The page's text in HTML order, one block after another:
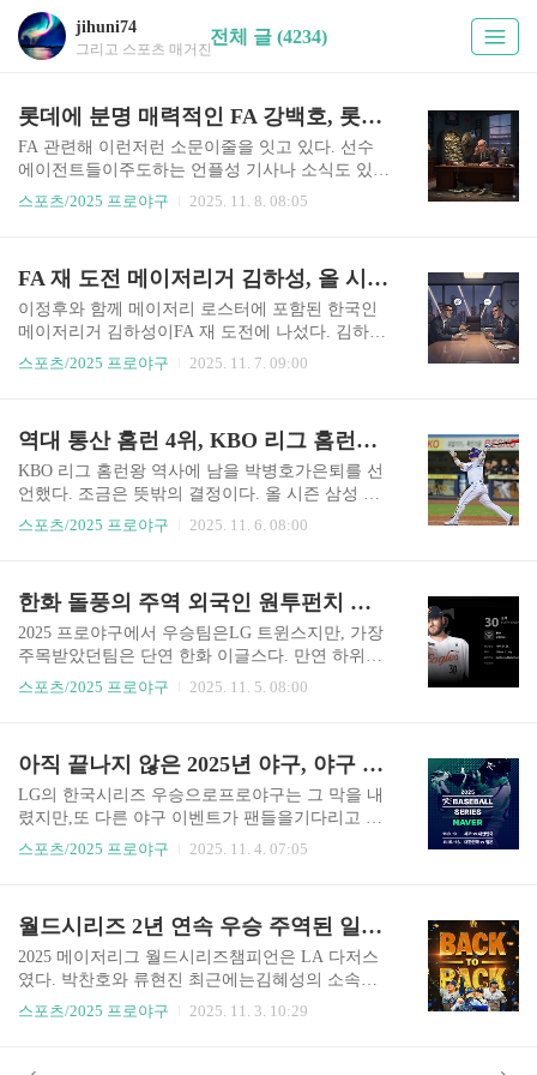
jihuni74
그리고 스포츠 매거진
전체 글 (4234)
롯데에 분명 매력적인 FA 강백호, 롯데의 오버페이 어디까지?
FA 관련해 이런저런 소문이줄을 잇고 있다. 선수
에이전트들이주도하는 언플성 기사나 소식도 있지
만,대체적인 여론은 이번 FA 시장에서최대어는 강
공격능력을 겸비한유격수다.내년 시즌 윈나우 기
조가 강한팀들은 이들을 통한 전력강화수요가 클
수밖에 없다.내년 김태형 감독의 계약마지막 해를
맞이하는롯데도 전력강화 필요성이 크다.롯데는
한국시리즈 7시즌 연속진출의 성과를 만들어낸 김
독과 2시즌 동안롯데는 7위를 기록하며 하위권 팀
이미지를 벗어나지 못했다.2025 시즌에는 8월을 여
유 있는3..
스포츠/2025 프로야구 2025. 11. 8. 08:05
FA 재 도전 메이저리거 김하성, 올 시즌 후반기 활약만으로 가치 인정받을 수 있을까?
이정후와 함께 메이저리 로스터에 포함된 한국인
메이저리거 김하성이FA 재 도전에 나섰다. 김하성
은 최근 현 소속팀애틀랜타와 계약에 있는옵트아
봉보다는FA 다년 계약을 기대하고시장에 나오는
결정을 했다. 이제 30살을 넘어선 그의 나이를고려
하면 전성기 기량을 유지하는시점에 그 가치를 인
정받을 수 있다는판단을 한 것으로 보인다. 다시 한
번 FA 충분히 그 가치를 인정받을 수 있는퍼포먼스
성은 부상 재활로 시즌중반에 가서야 메이저리그
경기에나설 수 있었..
스포츠/2025 프로야구 2025. 11. 7. 09:00
역대 통산 홈런 4위, KBO 리그 홈런왕의 대명사 박병호의 조용한 은퇴
KBO 리그 홈런왕 역사에 남을 박병호가은퇴를 선
언했다. 조금은 뜻밖의 결정이다. 올 시즌 삼성 소
속이었던 박병호는베테랑 불펜 투수 임창민과 함
박병호는 올 시즌 1군에서 70경기 출전에15개의 홈
런을 때려내며 여전한홈런 파워를 보였다. 삼성에
서는 그의 입지가 다소줄었다고 하지만, 우타 거포
가 필요한상황에서 1시즌 정도 현역선수로동행을
할 여지도 있었다. 삼성은 물론이고 타자 친화적인
장타력 보강이 필요한팀에서 관심을 가질 수도 있
었다. 그가 전..
스포츠/2025 프로야구 2025. 11. 6. 08:00
한화 돌풍의 주역 외국인 원투펀치 폰세와 와이스, 한화와 그들의 인연은 이어질까?
2025 프로야구에서 우승팀은LG 트윈스지만, 가장
주목받았던팀은 단연 한화 이글스다. 만연 하위팀
에서 정규시즌 우승을 다투는 팀으로 정규시즌 2위
던 한화팬들은 모처럼프로야구의 가장 마지막 무
대까지함께 하며 야구를 즐길 수 있었다. 올 시즌은
한화의 홈 대전에서신축 야구장이 들어서도 첫 시
즌으로그 의미가 더했다. 또한, 수년간의야인 생활
을 끝내고 돌아온 베테랑김경문 감독이 그의 능력
저한 데이터 분석과이를 응용할 수 있는 젊은 감독
들이선호되는 현실에서 김경문 감독의선전은 프로
야구..
스포츠/2025 프로야구 2025. 11. 5. 08:00
아직 끝나지 않은 2025년 야구, 야구 국가대표팀 4번의 평가전
LG의 한국시리즈 우승으로프로야구는 그 막을 내
렸지만,또 다른 야구 이벤트가 팬들을기다리고 있
다. 11월 7일과 8일 고척돔에서그리고 그다음 주 11
내에서 보는야구 국가대항전 이 평가전은 2026년 2
월 열리는WBC에 대비하는 차원에서선수들의 기
량을 점검하고 상대팀의전력을 분석할 수 있는 소
중한 기회다. 무엇보다 국제경기 경험 부족으로 인
해실제 국가대항전에서 고전을 면하지못했던 야구
있다. 대표팀은 유지현 감독을 중심으로30명이 넘
스포츠/2025 프로야구 2025. 11. 4. 07:05
월드시리즈 2년 연속 우승 주역된 일본인 선수들, 마케팅과 성적 모두 잡은 LA 다저스의 아시아 마케팅
2025 메이저리그 월드시리즈챔피언은 LA 다저스
였다. 박찬호와 류현진 최근에는김혜성의 소속팀
으로 한국 야구팬들에게 매우친숙한 메이저리그
타 선수들을끊임없이 영입한 다저스는 포스트시즌
스포츠/2025 프로야구 2025. 11. 3. 10:29